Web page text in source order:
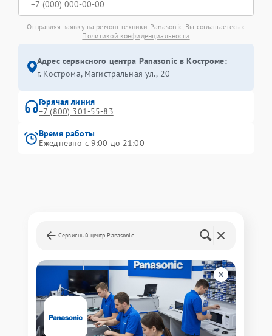
Отправляя заявку на ремонт техники Panasonic, Вы соглашаетесь с
Политикой конфиденциальности
Адрес сервисного центра Panasonic в Костроме:
г. Кострома, Магистральная ул., 20
Горячая линия
+7 (800) 301-55-83
Время работы
Ежедневно с 9:00 до 21:00
Сервисный центр Panasonic